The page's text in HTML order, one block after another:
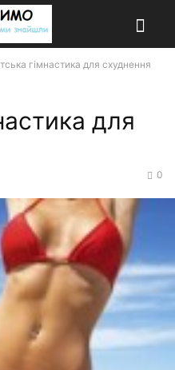
гімнастика для схуднення
для
0